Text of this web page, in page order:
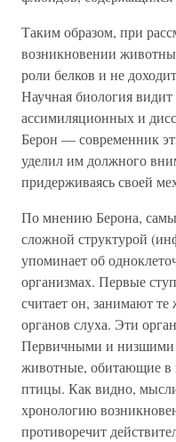
Таким образом, при
возникновении
роли белков и не
Научная биология
ассимиляционных и
Берон — современник
уделил им должного
придерживаясь своей
По мнению Берона,
сложной структурой
упоминает об
организмах. Первые
считает он, занимают
органов слуха. Эти
Первичными и
животные, обитающие в
птицы. Как видно,
хронологию
противоречит